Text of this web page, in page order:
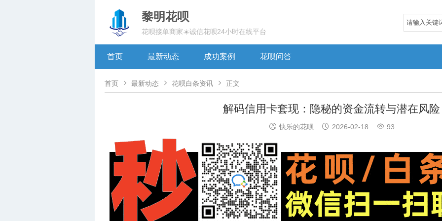
黎明花呗
花呗接单商家☀️诚信花呗24小时在线平台
首页 最新动态 成功案例 花呗问答
首页  最新动态  花呗白条资讯  正文
解码信用卡套现：隐秘的资金流转与潜在风险
 快乐的花呗  2026-02-18  93